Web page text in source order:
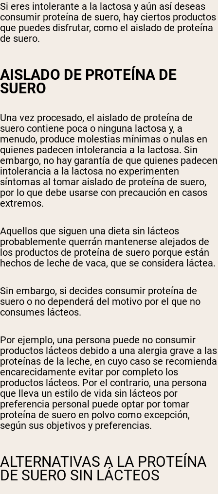
Si eres intolerante a la lactosa y aún así deseas
consumir proteína de suero, hay ciertos productos
que puedes disfrutar, como el aislado de proteína
de suero.
AISLADO DE PROTEÍNA DE
SUERO
Una vez procesado, el aislado de proteína de
suero contiene poca o ninguna lactosa y, a
menudo, produce molestias mínimas o nulas en
quienes padecen intolerancia a la lactosa. Sin
embargo, no hay garantía de que quienes padecen
intolerancia a la lactosa no experimenten
síntomas al tomar aislado de proteína de suero,
por lo que debe usarse con precaución en casos
extremos.
Aquellos que siguen una dieta sin lácteos
probablemente querrán mantenerse alejados de
los productos de proteína de suero porque están
hechos de leche de vaca, que se considera láctea.
Sin embargo, si decides consumir proteína de
suero o no dependerá del motivo por el que no
consumes lácteos.
Por ejemplo, una persona puede no consumir
productos lácteos debido a una alergia grave a las
proteínas de la leche, en cuyo caso se recomienda
encarecidamente evitar por completo los
productos lácteos. Por el contrario, una persona
que lleva un estilo de vida sin lácteos por
preferencia personal puede optar por tomar
proteína de suero en polvo como excepción,
según sus objetivos y preferencias.
ALTERNATIVAS A LA PROTEÍNA
DE SUERO SIN LÁCTEOS